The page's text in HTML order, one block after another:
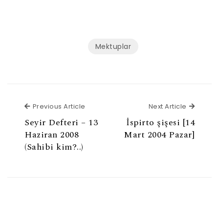
Mektuplar
Previous Article
Seyir Defteri – 13
Haziran 2008
(Sahibi kim?..)
Next Article Next
İspirto şişesi [14
Mart 2004 Pazar]